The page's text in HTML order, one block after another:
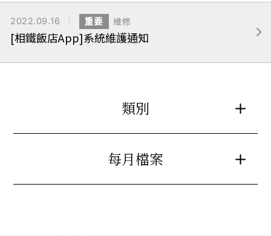
2022.09.16 重要 維修
[相鐵飯店App]系統維護通知
類別
每月檔案